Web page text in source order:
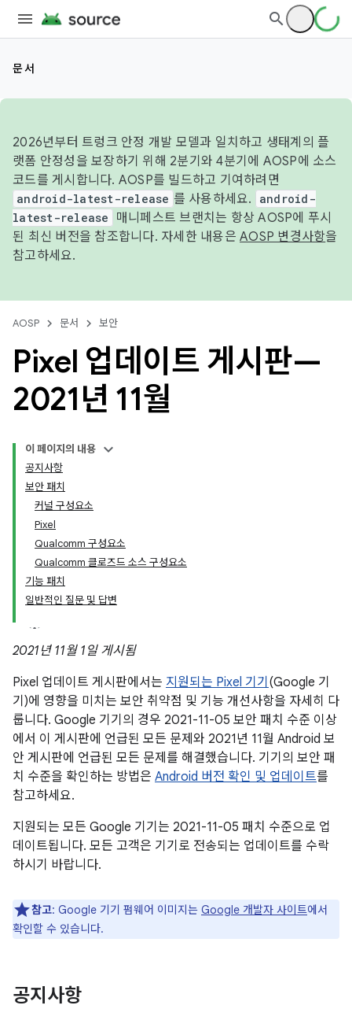
문서
2026년부터 트렁크 안정 개발 모델과 일치하고 생태계의 플
랫폼 안정성을 보장하기 위해 2분기와 4분기에 AOSP에 소스
코드를 게시합니다. AOSP를 빌드하고 기여하려면
android-latest-release 를 사용하세요.
android-
latest-release
매니페스트 브랜치는 항상 AOSP에 푸시
된 최신 버전을 참조합니다. 자세한 내용은 AOSP 변경사항을
참고하세요.
AOSP 문서 보안
Pixel 업데이트 게시판—
2021년 11월
이 페이지의 내용
공지사항
보안 패치
커널 구성요소
Pixel
Qualcomm 구성요소
Qualcomm 클로즈드 소스 구성요소
기능 패치
일반적인 질문 및 답변
2021년 11월 1일 게시됨
Pixel 업데이트 게시판에서는 지원되는 Pixel 기기 (Google 기
기)에 영향을 미치는 보안 취약점 및 기능 개선사항을 자세히 다
룹니다. Google 기기의 경우 2021-11-05 보안 패치 수준 이상
에서 이 게시판에 언급된 모든 문제와 2021년 11월 Android 보
안 게시판에 언급된 모든 문제를 해결했습니다. 기기의 보안 패
치 수준을 확인하는 방법은 Android 버전 확인 및 업데이트를
참고하세요.
지원되는 모든 Google 기기는 2021-11-05 패치 수준으로 업
데이트됩니다. 모든 고객은 기기로 전송되는 업데이트를 수락
하시기 바랍니다.
참고: Google 기기 펌웨어 이미지는 Google 개발자 사이트에서
확인할 수 있습니다.
공지사항